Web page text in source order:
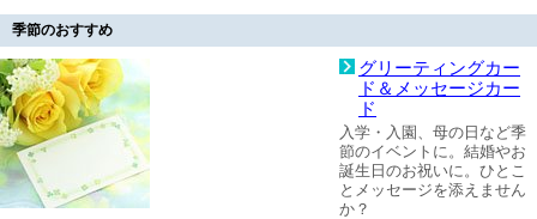
季節のおすすめ
グリーティングカー
ド＆メッセージカー
ド
入学・入園、母の日など季
節のイベントに。結婚やお
誕生日のお祝いに。ひとこ
とメッセージを添えません
か？